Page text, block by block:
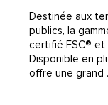
Destinée aux
publics, la
certifié FSC®
Disponible en
offre une grand